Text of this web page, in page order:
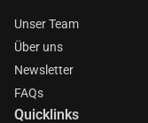
Unser Team
Über uns
Newsletter
FAQs
Quicklinks